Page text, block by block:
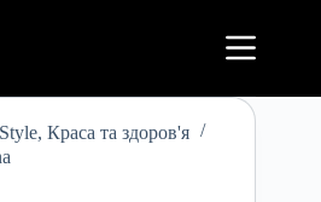
, Краса та здоров'я